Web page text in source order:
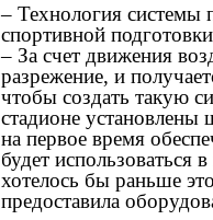
– Технология системы
спортивной
– За счет движения
разрежение, и
чтобы создать такую
стадионе
на первое время
будет использоваться
хотелось бы раньше
предоставила